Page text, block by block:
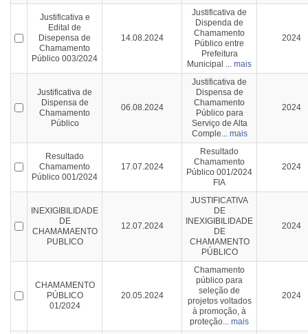
Justificativa e
Edital de
Disepensa de
Chamamento
Público 003/2024
14.08.2024
Justificativa de
Dispenda de
Chamamento
Público entre
Prefeitura
Municipal ... mais
2024
Justificativa de
Dispensa de
Chamamento
Público
06.08.2024
Justificativa de
Dispensa de
Chamamento
Público para
Serviço de Alta
Comple... mais
2024
Resultado
Chamamento
Público 001/2024
17.07.2024
Resultado
Chamamento
Público 001/2024
FIA
2024
INEXIGIBILIDADE
DE
CHAMAMAENTO
PUBLICO
12.07.2024
JUSTIFICATIVA
DE
INEXIGIBILIDADE
DE
CHAMAMENTO
PÚBLICO
2024
CHAMAMENTO
PÚBLICO
01/2024
20.05.2024
Chamamento
público para
seleção de
projetos voltados
à promoção, à
proteção... mais
2024